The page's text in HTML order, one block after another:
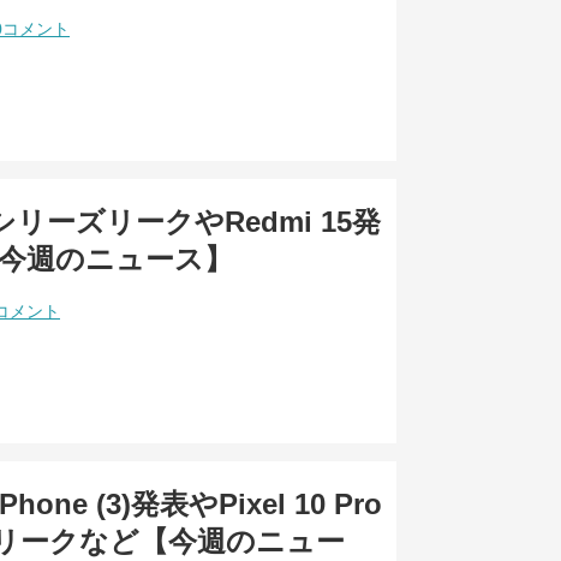
メント
リーズリークやRedmi 15発
週のニュース】
メント
(3)発表やPixel 10 Pro
ークなど【今週のニュー